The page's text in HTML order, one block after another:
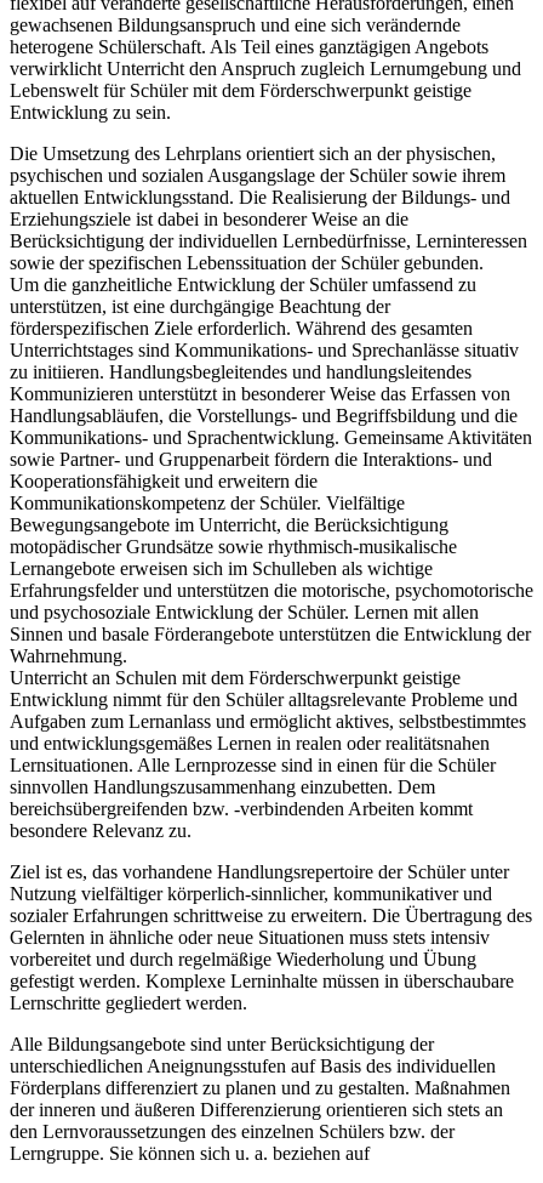
gewachsenen Bildungsanspruch und eine sich verändernde
heterogene Schülerschaft. Als Teil eines ganztägigen Angebots
verwirklicht Unterricht den Anspruch zugleich Lernumgebung und
Lebenswelt für Schüler mit dem Förderschwerpunkt geistige
Entwicklung zu sein.
Die Umsetzung des Lehrplans orientiert sich an der physischen,
psychischen und sozialen Ausgangslage der Schüler sowie ihrem
aktuellen Entwicklungsstand. Die Realisierung der Bildungs- und
Erziehungsziele ist dabei in besonderer Weise an die
Berücksichtigung der individuellen Lernbedürfnisse, Lerninteressen
sowie der spezifischen Lebenssituation der Schüler gebunden.
Um die ganzheitliche Entwicklung der Schüler umfassend zu
unterstützen, ist eine durchgängige Beachtung der
förderspezifischen Ziele erforderlich. Während des gesamten
Unterrichtstages sind Kommunikations- und Sprechanlässe situativ
zu initiieren. Handlungsbegleitendes und handlungsleitendes
Kommunizieren unterstützt in besonderer Weise das Erfassen von
Handlungsabläufen, die Vorstellungs- und Begriffsbildung und die
Kommunikations- und Sprachentwicklung. Gemeinsame Aktivitäten
sowie Partner- und Gruppenarbeit fördern die Interaktions- und
Kooperationsfähigkeit und erweitern die
Kommunikationskompetenz der Schüler. Vielfältige
Bewegungsangebote im Unterricht, die Berücksichtigung
motopädischer Grundsätze sowie rhythmisch-musikalische
Lernangebote erweisen sich im Schulleben als wichtige
Erfahrungsfelder und unterstützen die motorische, psychomotorische
und psychosoziale Entwicklung der Schüler. Lernen mit allen
Sinnen und basale Förderangebote unterstützen die Entwicklung der
Wahrnehmung.
Unterricht an Schulen mit dem Förderschwerpunkt geistige
Entwicklung nimmt für den Schüler alltagsrelevante Probleme und
Aufgaben zum Lernanlass und ermöglicht aktives, selbstbestimmtes
und entwicklungsgemäßes Lernen in realen oder realitätsnahen
Lernsituationen. Alle Lernprozesse sind in einen für die Schüler
sinnvollen Handlungszusammenhang einzubetten. Dem
bereichsübergreifenden bzw. -verbindenden Arbeiten kommt
besondere Relevanz zu.
Ziel ist es, das vorhandene Handlungsrepertoire der Schüler unter
Nutzung vielfältiger körperlich-sinnlicher, kommunikativer und
sozialer Erfahrungen schrittweise zu erweitern. Die Übertragung des
Gelernten in ähnliche oder neue Situationen muss stets intensiv
vorbereitet und durch regelmäßige Wiederholung und Übung
gefestigt werden. Komplexe Lerninhalte müssen in überschaubare
Lernschritte gegliedert werden.
Alle Bildungsangebote sind unter Berücksichtigung der
unterschiedlichen Aneignungsstufen auf Basis des individuellen
Förderplans differenziert zu planen und zu gestalten. Maßnahmen
der inneren und äußeren Differenzierung orientieren sich stets an
den Lernvoraussetzungen des einzelnen Schülers bzw. der
Lerngruppe. Sie können sich u. a. beziehen auf